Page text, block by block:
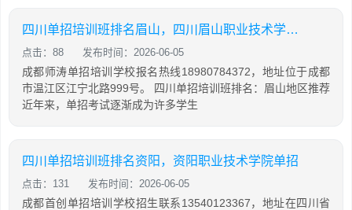
四川单招培训班排名眉山，四川眉山职业技术学院单招
点击：88 发布时间：2026-06-05
成都师涛单招培训学校报名热线18980784372，地址位于成都
市温江区江宁北路999号。 四川单招培训班排名：眉山地区推荐
近年来，单招考试逐渐成为许多学生
四川单招培训班排名资阳，资阳职业技术学院单招
点击：131 发布时间：2026-06-05
成都首创单招培训学校招生联系13540123367，地址在四川省